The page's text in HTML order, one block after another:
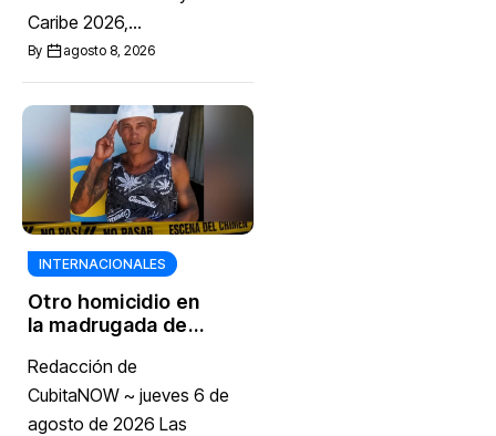
Caribe 2026,...
By agosto 8, 2026
INTERNACIONALES
Otro homicidio en
la madrugada de
estremece a
Cárdenas,
Matanzas
Redacción de
CubitaNOW ~ jueves 6 de
agosto de 2026 Las